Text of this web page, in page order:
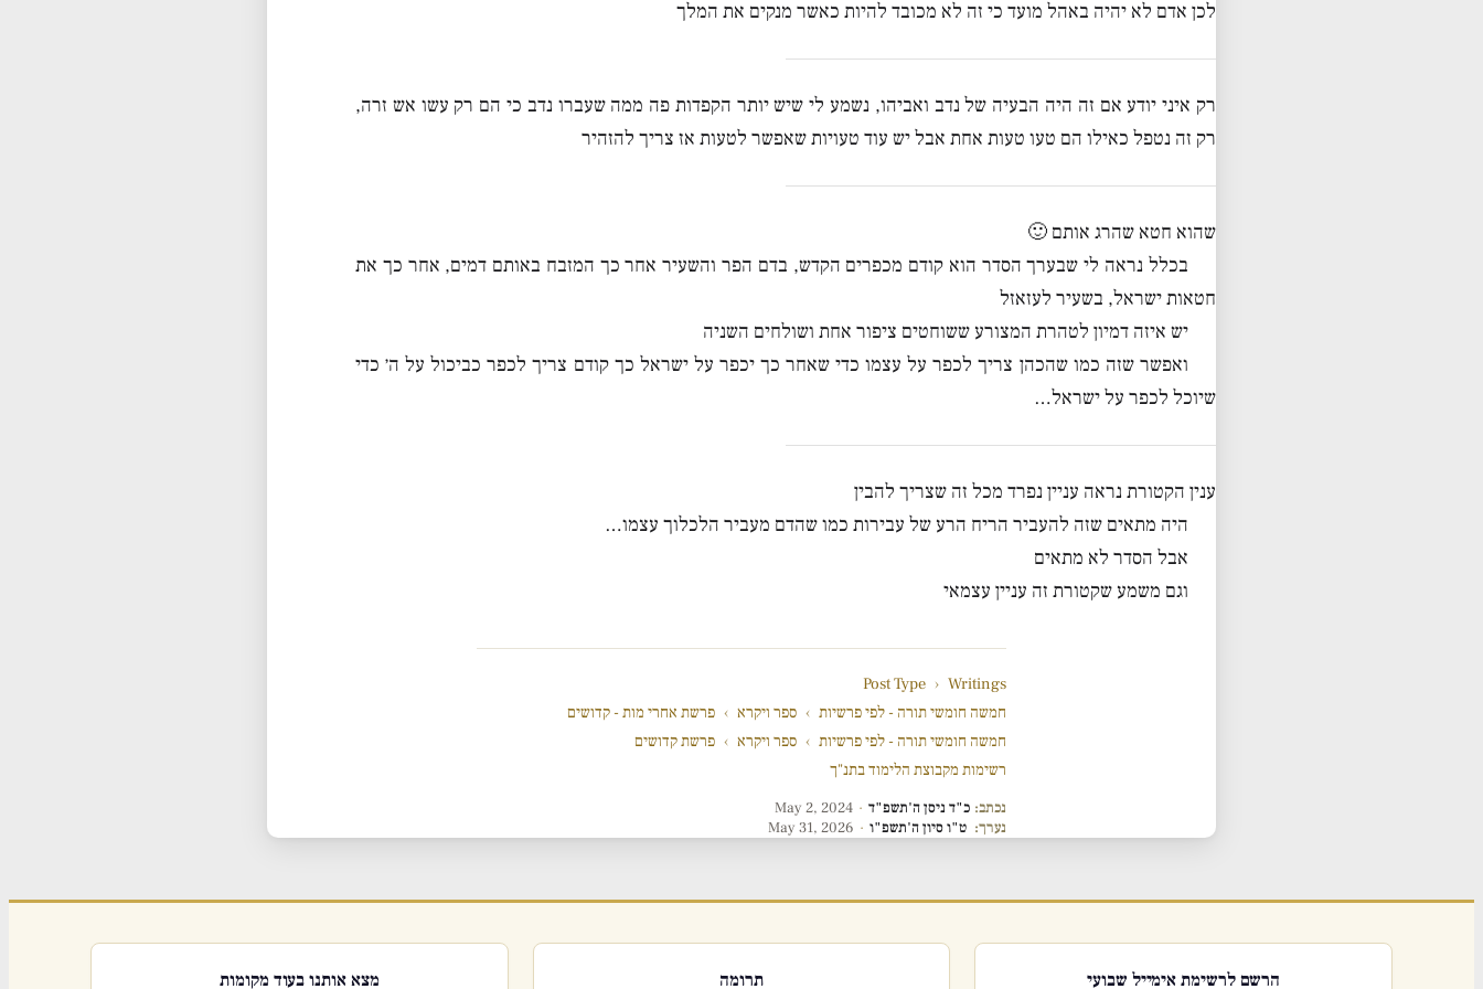
לכן אדם לא יהיה באהל מועד כי זה לא מכובד להיות כאשר מנקים את המלך
רק איני יודע אם זה היה הבעיה של נדב ואביהו, נשמע לי שיש יותר הקפדות פה ממה שעברו נדב כי הם רק עשו אש זרה,
רק זה נטפל כאילו הם טעו טעות אחת אבל יש עוד טעויות שאפשר לטעות אז צריך להזהיר
שהוא חטא שהרג אותם 🙂
בכלל נראה לי שבערך הסדר הוא קודם מכפרים הקדש, בדם הפר והשעיר אחר כך המזבח באותם דמים, אחר כך את
חטאות ישראל, בשעיר לעזאזל
יש איזה דמיון לטהרת המצורע ששוחטים ציפור אחת ושולחים השניה
ואפשר שזה כמו שהכהן צריך לכפר על עצמו כדי שאחר כך יכפר על ישראל כך קודם צריך לכפר כביכול על ה׳ כדי
שיוכל לכפר על ישראל…
ענין הקטורת נראה עניין נפרד מכל זה שצריך להבין
היה מתאים שזה להעביר הריח הרע של עבירות כמו שהדם מעביר הלכלוך עצמו…
אבל הסדר לא מתאים
וגם משמע שקטורת זה עניין עצמאי
Post Type › Writings
חמשה חומשי תורה - לפי פרשיות › ספר ויקרא › פרשת אחרי מות - קדושים
חמשה חומשי תורה - לפי פרשיות › ספר ויקרא › פרשת קדושים
רשימות מקבוצת הלימוד בתנ"ך
נכתב: כ"ד ניסן ה'תשפ"ד ·
May 2, 2024
נערך: ט"ו סיון ה'תשפ"ו ·
May 31, 2026
הרשם לרשימת אימייל שבועי תרומה מצא אותנו בעוד מקומות